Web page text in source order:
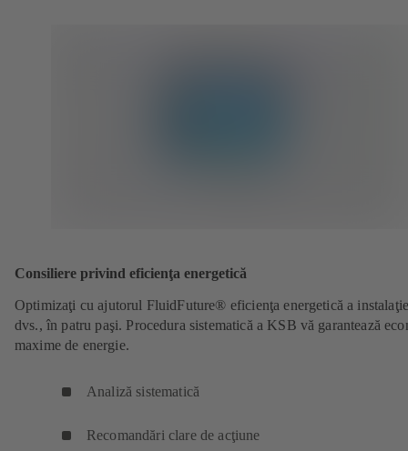
Consiliere privind eficienţa energetică
Optimizaţi cu ajutorul FluidFuture® eficienţa energetică a
dvs., în patru paşi. Procedura sistematică a KSB vă garantează
maxime de energie.
Analiză sistematică
Recomandări clare de acţiune